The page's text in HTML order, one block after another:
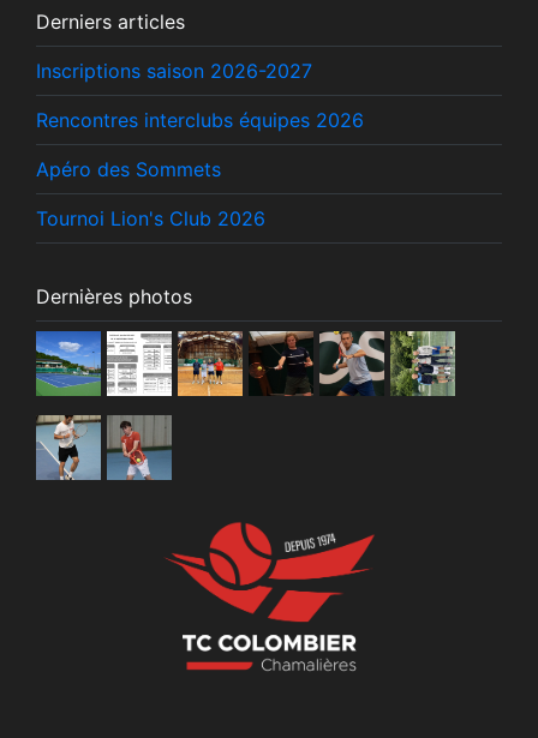
Derniers articles
Inscriptions saison 2026-2027
Rencontres interclubs équipes 2026
Apéro des Sommets
Tournoi Lion's Club 2026
Dernières photos